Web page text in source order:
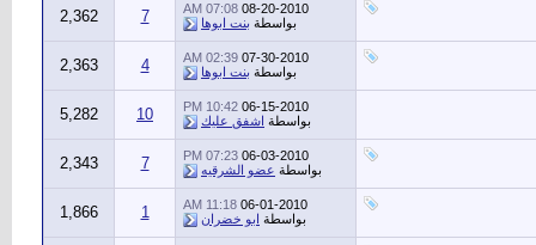
08-20-2010
07:08 AM
بواسطة بنت ابوها 7
2,362
07-30-2010
02:39 AM
بواسطة بنت ابوها 4
2,363
06-15-2010
10:42 PM
بواسطة اشفق عليك 10
5,282
06-03-2010
07:23 PM
بواسطة عضو الشرقيه 7
2,343
06-01-2010
11:18 AM
بواسطة ابو خضران 1
1,866